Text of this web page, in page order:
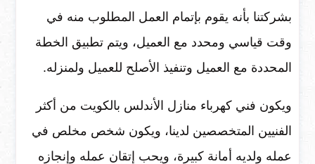
بشركتنا بأنه يقوم بإتمام العمل المطلوب منه في
وقت قياسي ومحدد مع العميل، ويتم تطبيق الخطة
المحددة مع العميل وتنفيذ الأصلح للعميل ولمنزله.
ويكون فني كهرباء منازل الأندلس بالكويت من أكثر
الفنيين المتخصصين لدينا، ويكون شخص مخلص في
عمله ولديه أمانة كبيرة، ويحب إتقان عمله وإنجازه